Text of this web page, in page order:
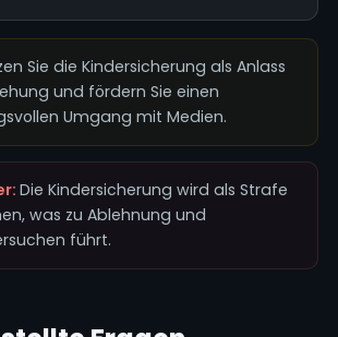
Sie die Kindersicherung als Anlass
und fördern Sie einen
Umgang mit Medien.
Die Kindersicherung wird als Strafe
was zu Ablehnung und
führt.